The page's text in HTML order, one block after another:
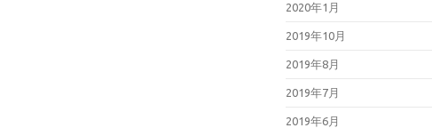
2020年1月
2019年10月
2019年8月
2019年7月
2019年6月